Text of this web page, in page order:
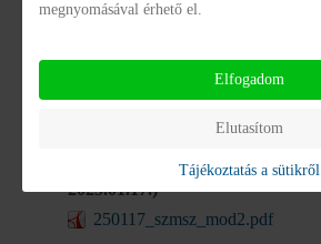
programja (2023.07.01.)
2025.01.17.)
250117_szmsz_mod2.pdf
megnyomásával érhető el.
Elfogadom
Elutasítom
Tájékoztatás a sütikről